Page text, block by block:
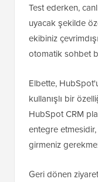
Test ederken,
uyacak şekilde
ekibiniz
otomatik sohbet
Elbette,
kullanışlı bir
HubSpot CRM
entegre
girmeniz
Geri dönen